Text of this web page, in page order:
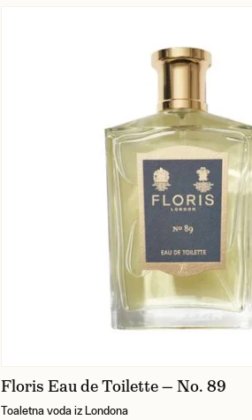
Floris Eau de Toilette — No. 89
Toaletna voda iz Londona